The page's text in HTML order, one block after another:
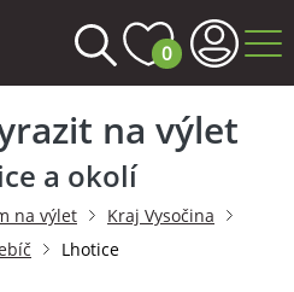
0
na výlet
a okolí
na výlet
Kraj Vysočina
Lhotice